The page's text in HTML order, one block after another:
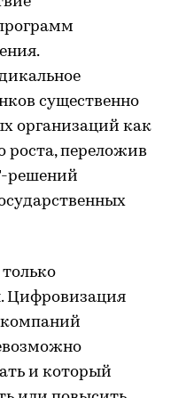
существенно
организаций как
роста, переложив
решений
Цифровизация
компаний
и который